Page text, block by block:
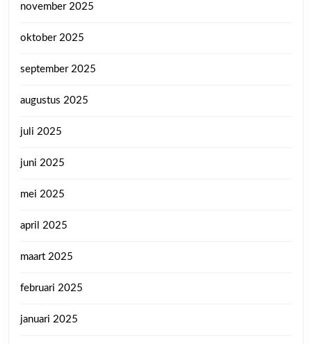
november 2025
oktober 2025
september 2025
augustus 2025
juli 2025
juni 2025
mei 2025
april 2025
maart 2025
februari 2025
januari 2025